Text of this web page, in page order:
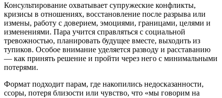
Консультирование охватывает супружеские конфликты,
кризисы в отношениях, восстановление после разрыва или
измены, работу с доверием, эмоциями, границами, целями и
изменениями. Пара учится справляться с социальной
тревожностью, планировать будущее вместе, выходить из
тупиков. Особое внимание уделяется разводу и расставанию
— как принять решение и пройти через него с минимальными
потерями.
Формат подходит парам, где накопились недосказанности,
ссоры, потеря близости или чувство, что «мы говорим на